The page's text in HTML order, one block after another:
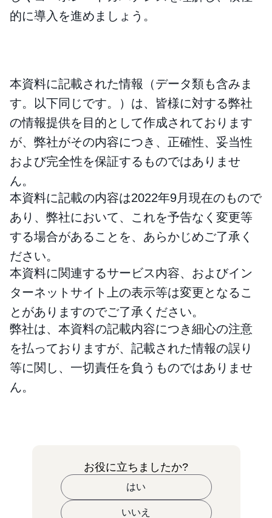
的に導入を進めましょう。
本資料に記載された情報（データ類も含みま
す。以下同じです。）は、皆様に対する弊社
の情報提供を目的として作成されております
が、弊社がその内容につき、正確性、妥当性
および完全性を保証するものではありませ
ん。
本資料に記載の内容は2022年9月現在のもので
あり、弊社において、これを予告なく変更等
する場合があることを、あらかじめご了承く
ださい。
本資料に関連するサービス内容、およびイン
ターネットサイト上の表示等は変更となるこ
とがありますのでご了承ください。
弊社は、本資料の記載内容につき細心の注意
を払っておりますが、記載された情報の誤り
等に関し、一切責任を負うものではありませ
ん。
お役に立ちましたか?
はい
いいえ